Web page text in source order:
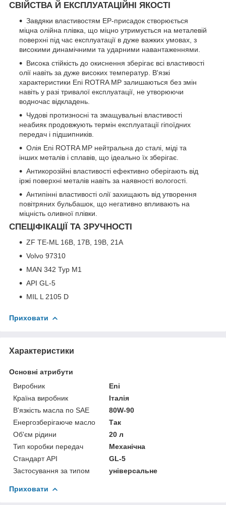
СВІЙСТВА Й ЕКСПЛУАТАЦІЙНІ ЯКОСТІ
Завдяки властивостям EP-присадок створюється
міцна олійна плівка, що міцно утримується на металевій
поверхні під час експлуатації в дуже важких умовах, з
високими динамічними та ударними навантаженнями.
Висока стійкість до окиснення зберігає всі властивості
олії навіть за дуже високих температур. В'язкі
характеристики Eni ROTRA MP залишаються без змін
навіть у разі тривалої експлуатації, не утворюючи
водночас відкладень.
Чудові протизносні та змащувальні властивості
неабияк продовжують термін експлуатації гіпоїдних
передач і підшипників.
Олія Eni ROTRA MP нейтральна до сталі, міді та
інших металів і сплавів, що ідеально їх зберігає.
Антикорозійні властивості ефективно оберігають від
іржі поверхні металів навіть за наявності вологості.
Антипінні властивості олії захищають від утворення
повітряних бульбашок, що негативно впливають на
міцність оливної плівки.
СПЕЦІФІКАЦІЇ ТА ЗРУЧНОСТІ
ZF TE-ML 16B, 17B, 19B, 21A
Volvo 97310
MAN 342 Typ M1
API GL-5
MIL L 2105 D
Приховати
Характеристики
Основні атрибути
Виробник
Eni
Країна виробник
Італія
В'язкість масла по SAE
80W-90
Енергозберігаюче масло
Так
Об'єм рідини
20 л
Тип коробки передач
Механічна
Стандарт API
GL-5
Застосування за типом
універсальне
Приховати